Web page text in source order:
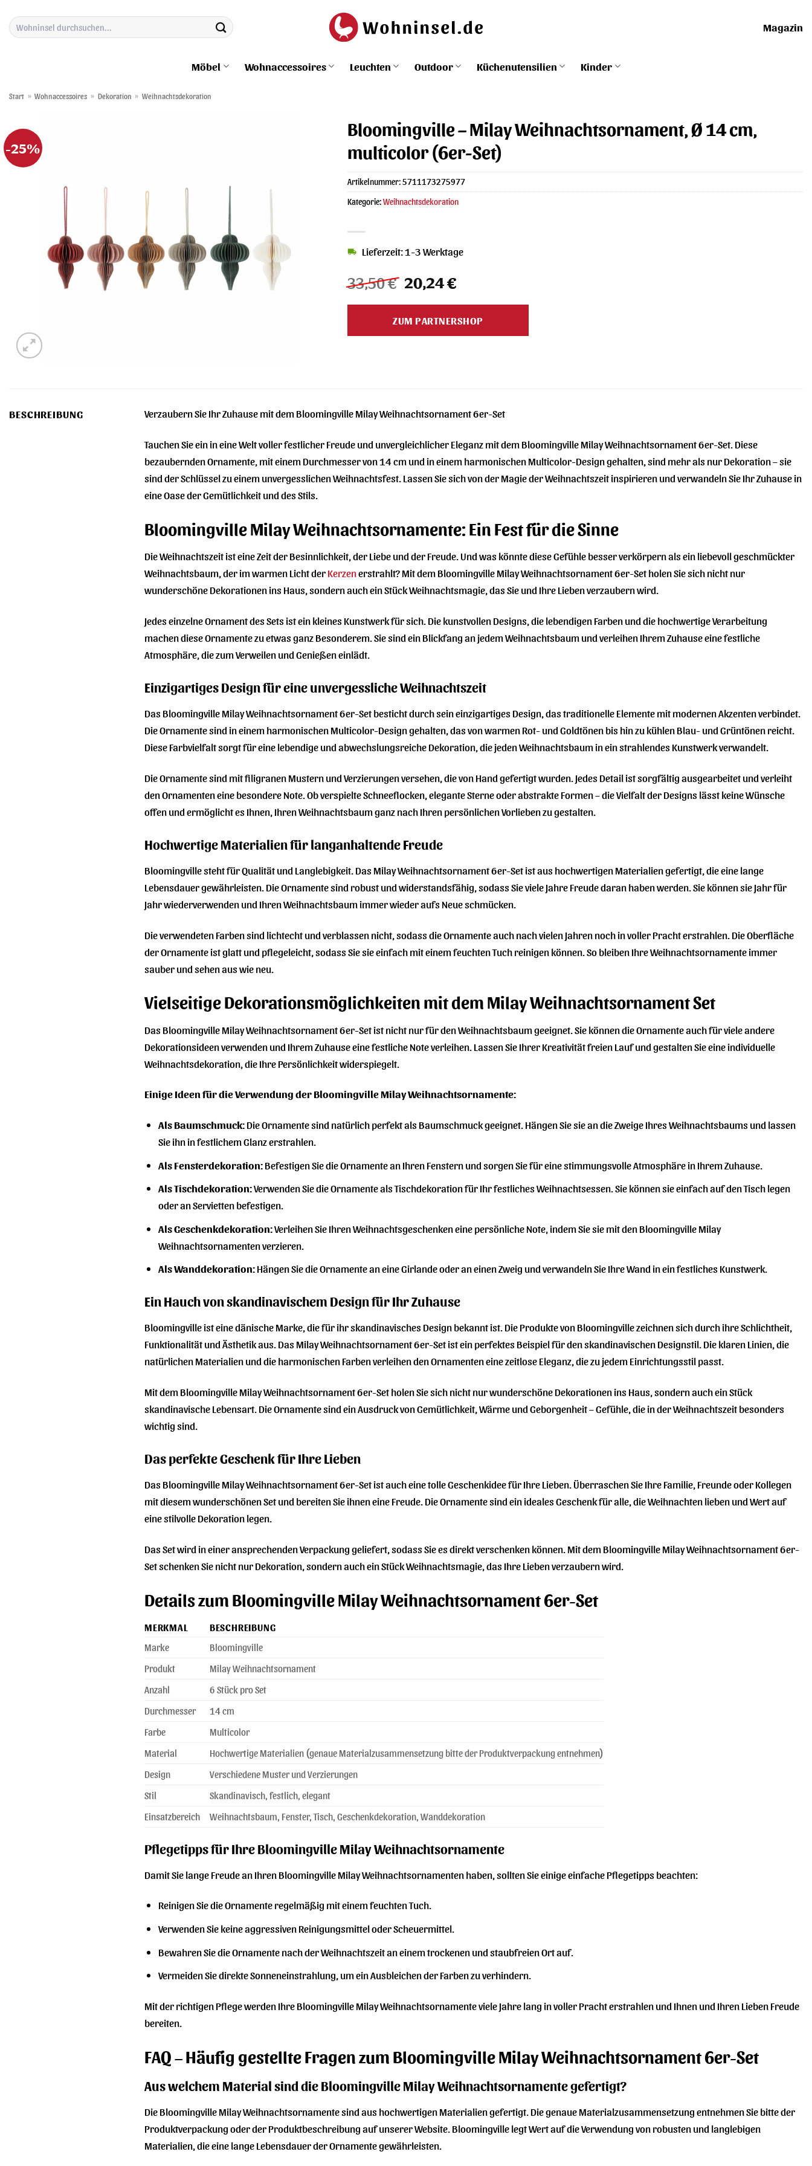
Inhalt
springen
Suchen
nach:
Magazin
Möbel Wohnaccessoires Leuchten Outdoor Küchenutensilien Kinder
Start » Wohnaccessoires » Dekoration » Weihnachtsdekoration
-25%
Bloomingville – Milay Weihnachtsornament, Ø 14 cm,
multicolor (6er-Set)
33,50€ Ursprünglicher
Preis
33,50 €
20,24€Aktueller
20,24 €.
Lieferzeit: 1-3 Werktage
ZUM PARTNERSHOP
Artikelnummer:5711173275977
Kategorie:Weihnachtsdekoration
BESCHREIBUNG Verzaubern Sie Ihr Zuhause mit dem Bloomingville Milay Weihnachtsornament 6er-Set
Tauchen Sie ein in eine Welt voller festlicher Freude und unvergleichlicher Eleganz mit dem Bloomingville Milay Weihnachtsornament 6er-Set. Diese
bezaubernden Ornamente, mit einem Durchmesser von 14 cm und in einem harmonischen Multicolor-Design gehalten, sind mehr als nur Dekoration – sie
sind der Schlüssel zu einem unvergesslichen Weihnachtsfest. Lassen Sie sich von der Magie der Weihnachtszeit inspirieren und verwandeln Sie Ihr Zuhause in
eine Oase der Gemütlichkeit und des Stils.
Bloomingville Milay Weihnachtsornamente: Ein Fest für die Sinne
Die Weihnachtszeit ist eine Zeit der Besinnlichkeit, der Liebe und der Freude. Und was könnte diese Gefühle besser verkörpern als ein liebevoll geschmückter
Weihnachtsbaum, der im warmen Licht derKerzenerstrahlt? Mit dem Bloomingville Milay Weihnachtsornament 6er-Set holen Sie sich nicht nur
wunderschöne Dekorationen ins Haus, sondern auch ein Stück Weihnachtsmagie, das Sie und Ihre Lieben verzaubern wird.
Jedes einzelne Ornament des Sets ist ein kleines Kunstwerk für sich. Die kunstvollen Designs, die lebendigen Farben und die hochwertige Verarbeitung
machen diese Ornamente zu etwas ganz Besonderem. Sie sind ein Blickfang an jedem Weihnachtsbaum und verleihen Ihrem Zuhause eine festliche
Atmosphäre, die zum Verweilen und Genießen einlädt.
Einzigartiges Design für eine unvergessliche Weihnachtszeit
Das Bloomingville Milay Weihnachtsornament 6er-Set besticht durch sein einzigartiges Design, das traditionelle Elemente mit modernen Akzenten verbindet.
Die Ornamente sind in einem harmonischen Multicolor-Design gehalten, das von warmen Rot- und Goldtönen bis hin zu kühlen Blau- und Grüntönen reicht.
Diese Farbvielfalt sorgt für eine lebendige und abwechslungsreiche Dekoration, die jeden Weihnachtsbaum in ein strahlendes Kunstwerk verwandelt.
Die Ornamente sind mit filigranen Mustern und Verzierungen versehen, die von Hand gefertigt wurden. Jedes Detail ist sorgfältig ausgearbeitet und verleiht
den Ornamenten eine besondere Note. Ob verspielte Schneeflocken, elegante Sterne oder abstrakte Formen – die Vielfalt der Designs lässt keine Wünsche
offen und ermöglicht es Ihnen, Ihren Weihnachtsbaum ganz nach Ihren persönlichen Vorlieben zu gestalten.
Hochwertige Materialien für langanhaltende Freude
Bloomingville steht für Qualität und Langlebigkeit. Das Milay Weihnachtsornament 6er-Set ist aus hochwertigen Materialien gefertigt, die eine lange
Lebensdauer gewährleisten. Die Ornamente sind robust und widerstandsfähig, sodass Sie viele Jahre Freude daran haben werden. Sie können sie Jahr für
Jahr wiederverwenden und Ihren Weihnachtsbaum immer wieder aufs Neue schmücken.
Die verwendeten Farben sind lichtecht und verblassen nicht, sodass die Ornamente auch nach vielen Jahren noch in voller Pracht erstrahlen. Die Oberfläche
der Ornamente ist glatt und pflegeleicht, sodass Sie sie einfach mit einem feuchten Tuch reinigen können. So bleiben Ihre Weihnachtsornamente immer
sauber und sehen aus wie neu.
Vielseitige Dekorationsmöglichkeiten mit dem Milay Weihnachtsornament Set
Das Bloomingville Milay Weihnachtsornament 6er-Set ist nicht nur für den Weihnachtsbaum geeignet. Sie können die Ornamente auch für viele andere
Dekorationsideen verwenden und Ihrem Zuhause eine festliche Note verleihen. Lassen Sie Ihrer Kreativität freien Lauf und gestalten Sie eine individuelle
Weihnachtsdekoration, die Ihre Persönlichkeit widerspiegelt.
Einige Ideen für die Verwendung der Bloomingville Milay Weihnachtsornamente:
Als Baumschmuck:Die Ornamente sind natürlich perfekt als Baumschmuck geeignet. Hängen Sie sie an die Zweige Ihres Weihnachtsbaums und lassen
Sie ihn in festlichem Glanz erstrahlen.
Als Fensterdekoration:Befestigen Sie die Ornamente an Ihren Fenstern und sorgen Sie für eine stimmungsvolle Atmosphäre in Ihrem Zuhause.
Als Tischdekoration:Verwenden Sie die Ornamente als Tischdekoration für Ihr festliches Weihnachtsessen. Sie können sie einfach auf den Tisch legen
oder an Servietten befestigen.
Als Geschenkdekoration:Verleihen Sie Ihren Weihnachtsgeschenken eine persönliche Note, indem Sie sie mit den Bloomingville Milay
Weihnachtsornamenten verzieren.
Als Wanddekoration:Hängen Sie die Ornamente an eine Girlande oder an einen Zweig und verwandeln Sie Ihre Wand in ein festliches Kunstwerk.
Ein Hauch von skandinavischem Design für Ihr Zuhause
Bloomingville ist eine dänische Marke, die für ihr skandinavisches Design bekannt ist. Die Produkte von Bloomingville zeichnen sich durch ihre Schlichtheit,
Funktionalität und Ästhetik aus. Das Milay Weihnachtsornament 6er-Set ist ein perfektes Beispiel für den skandinavischen Designstil. Die klaren Linien, die
natürlichen Materialien und die harmonischen Farben verleihen den Ornamenten eine zeitlose Eleganz, die zu jedem Einrichtungsstil passt.
Mit dem Bloomingville Milay Weihnachtsornament 6er-Set holen Sie sich nicht nur wunderschöne Dekorationen ins Haus, sondern auch ein Stück
skandinavische Lebensart. Die Ornamente sind ein Ausdruck von Gemütlichkeit, Wärme und Geborgenheit – Gefühle, die in der Weihnachtszeit besonders
wichtig sind.
Das perfekte Geschenk für Ihre Lieben
Das Bloomingville Milay Weihnachtsornament 6er-Set ist auch eine tolle Geschenkidee für Ihre Lieben. Überraschen Sie Ihre Familie, Freunde oder Kollegen
mit diesem wunderschönen Set und bereiten Sie ihnen eine Freude. Die Ornamente sind ein ideales Geschenk für alle, die Weihnachten lieben und Wert auf
eine stilvolle Dekoration legen.
Das Set wird in einer ansprechenden Verpackung geliefert, sodass Sie es direkt verschenken können. Mit dem Bloomingville Milay Weihnachtsornament 6er-
Set schenken Sie nicht nur Dekoration, sondern auch ein Stück Weihnachtsmagie, das Ihre Lieben verzaubern wird.
Details zum Bloomingville Milay Weihnachtsornament 6er-Set
MERKMAL
BESCHREIBUNG
Marke
Bloomingville
Produkt
Milay Weihnachtsornament
Anzahl
6 Stück pro Set
Durchmesser
14 cm
Farbe
Multicolor
Material
Hochwertige Materialien (genaue Materialzusammensetzung bitte der Produktverpackung entnehmen)
Design
Verschiedene Muster und Verzierungen
Stil
Skandinavisch, festlich, elegant
Einsatzbereich
Weihnachtsbaum, Fenster, Tisch, Geschenkdekoration, Wanddekoration
Pflegetipps für Ihre Bloomingville Milay Weihnachtsornamente
Damit Sie lange Freude an Ihren Bloomingville Milay Weihnachtsornamenten haben, sollten Sie einige einfache Pflegetipps beachten:
Reinigen Sie die Ornamente regelmäßig mit einem feuchten Tuch.
Verwenden Sie keine aggressiven Reinigungsmittel oder Scheuermittel.
Bewahren Sie die Ornamente nach der Weihnachtszeit an einem trockenen und staubfreien Ort auf.
Vermeiden Sie direkte Sonneneinstrahlung, um ein Ausbleichen der Farben zu verhindern.
Mit der richtigen Pflege werden Ihre Bloomingville Milay Weihnachtsornamente viele Jahre lang in voller Pracht erstrahlen und Ihnen und Ihren Lieben Freude
bereiten.
FAQ – Häufig gestellte Fragen zum Bloomingville Milay Weihnachtsornament 6er-Set
Aus welchem Material sind die Bloomingville Milay Weihnachtsornamente gefertigt?
Die Bloomingville Milay Weihnachtsornamente sind aus hochwertigen Materialien gefertigt. Die genaue Materialzusammensetzung entnehmen Sie bitte der
Produktverpackung oder der Produktbeschreibung auf unserer Website. Bloomingville legt Wert auf die Verwendung von robusten und langlebigen
Materialien, die eine lange Lebensdauer der Ornamente gewährleisten.